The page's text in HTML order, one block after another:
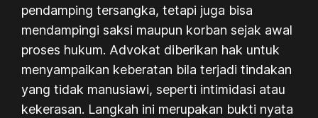
pendamping tersangka, tetapi juga bisa
mendampingi saksi maupun korban sejak awal
proses hukum. Advokat diberikan hak untuk
menyampaikan keberatan bila terjadi tindakan
yang tidak manusiawi, seperti intimidasi atau
kekerasan. Langkah ini merupakan bukti nyata